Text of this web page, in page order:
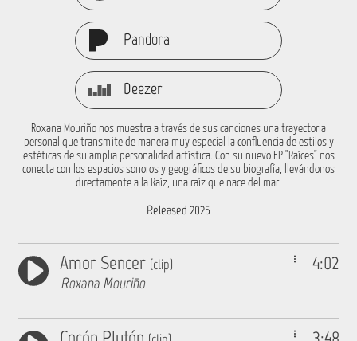
Pandora
Deezer
Roxana Mouriño nos muestra a través de sus canciones una trayectoria
personal que transmite de manera muy especial la confluencia de estilos y
estéticas de su amplia personalidad artística. Con su nuevo EP "Raíces" nos
conecta con los espacios sonoros y geográficos de su biografía, llevándonos
directamente a la Raíz, una raíz que nace del mar.
Released 2025
4:02
Amor Sencer (clip)
Roxana Mouriño